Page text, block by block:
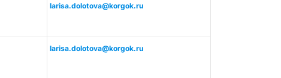
larisa.dolotova@korgok.ru
larisa.dolotova@korgok.ru